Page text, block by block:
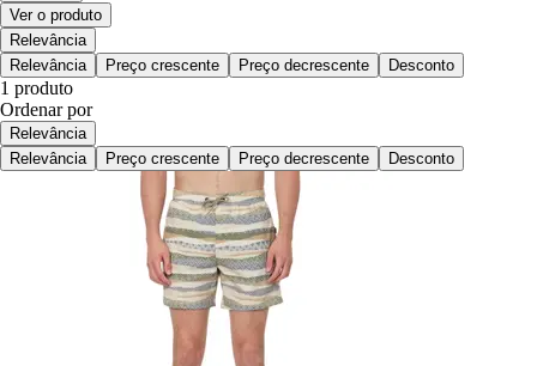
Ver o produto
Relevância
Relevância
Preço crescente Preço decrescente Desconto
1 produto
Ordenar por
Relevância
Relevância
Preço crescente Preço decrescente Desconto